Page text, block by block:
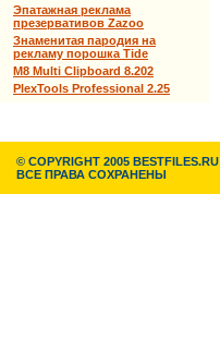
Эпатажная реклама
презервативов Zazoo
Знаменитая пародия на
рекламу порошка Tide
M8 Multi Clipboard 8.202
PlexTools Professional 2.25
© COPYRIGHT 2005 BESTFILES.RU
ВСЕ ПРАВА СОХРАНЕНЫ